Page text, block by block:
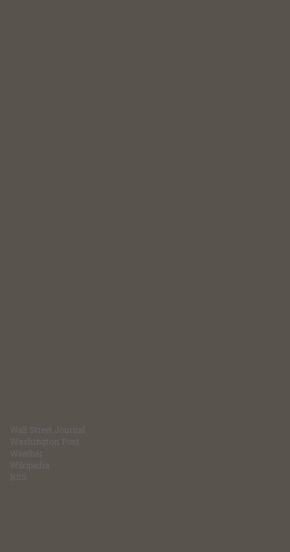
Wall Street Journal
Washington Post
Weather
Wikipedia
RSS